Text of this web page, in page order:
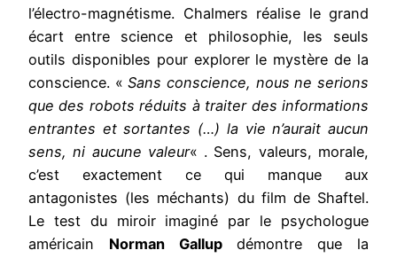
l’électro-magnétisme. Chalmers réalise le grand
écart entre science et philosophie, les seuls
outils disponibles pour explorer le mystère de la
conscience. «Sans conscience, nous ne serions
que des robots réduits à traiter des informations
entrantes et sortantes (…) la vie n’aurait aucun
sens, ni aucune valeur« . Sens, valeurs, morale,
c’est exactement ce qui manque aux
antagonistes (les méchants) du film de Shaftel.
Le test du miroir imaginé par le psychologue
américain Norman Gallupdémontre que la